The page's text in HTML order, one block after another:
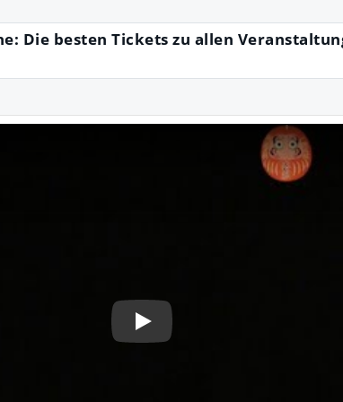
Die besten Tickets zu allen
Play